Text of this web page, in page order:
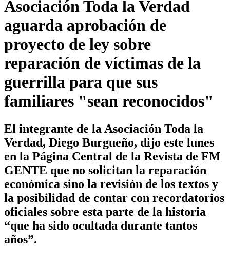
Asociación Toda la Verdad
aguarda aprobación de
proyecto de ley sobre
reparación de víctimas de la
guerrilla para que sus
familiares "sean reconocidos"
El integrante de la Asociación Toda la
Verdad, Diego Burgueño, dijo este lunes
en la Página Central de la Revista de FM
GENTE que no solicitan la reparación
económica sino la revisión de los textos y
la posibilidad de contar con recordatorios
oficiales sobre esta parte de la historia
“que ha sido ocultada durante tantos
años”.